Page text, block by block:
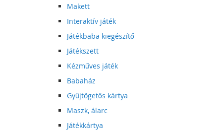
Makett
Interaktív játék
Játékbaba kiegészítő
Játékszett
Kézműves játék
Babaház
Gyűjtögetős kártya
Maszk, álarc
Játékkártya